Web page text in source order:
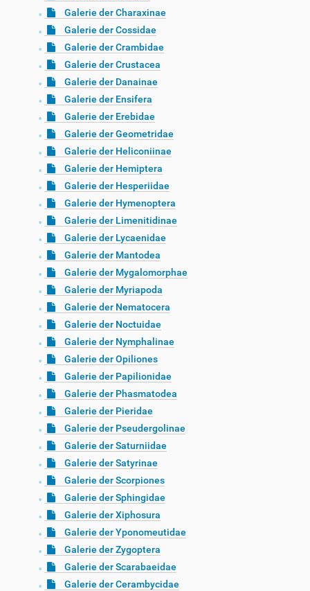
Galerie der Charaxinae
Galerie der Cossidae
Galerie der Crambidae
Galerie der Crustacea
Galerie der Danainae
Galerie der Ensifera
Galerie der Erebidae
Galerie der Geometridae
Galerie der Heliconiinae
Galerie der Hemiptera
Galerie der Hesperiidae
Galerie der Hymenoptera
Galerie der Limenitidinae
Galerie der Lycaenidae
Galerie der Mantodea
Galerie der Mygalomorphae
Galerie der Myriapoda
Galerie der Nematocera
Galerie der Noctuidae
Galerie der Nymphalinae
Galerie der Opiliones
Galerie der Papilionidae
Galerie der Phasmatodea
Galerie der Pieridae
Galerie der Pseudergolinae
Galerie der Saturniidae
Galerie der Satyrinae
Galerie der Scorpiones
Galerie der Sphingidae
Galerie der Xiphosura
Galerie der Yponomeutidae
Galerie der Zygoptera
Galerie der Scarabaeidae
Galerie der Cerambycidae